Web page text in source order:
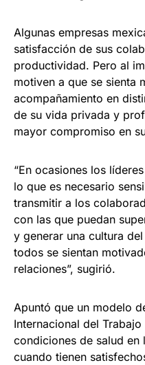
Algunas empresas
satisfacción de sus
productividad. Pero al
motiven a que se sienta
acompañamiento en
de su vida privada y
mayor compromiso en
“En ocasiones los
lo que es necesario
transmitir a los
con las que puedan
y generar una cultura
todos se sientan
relaciones”, sugirió.
Apuntó que un modelo
Internacional del
condiciones de salud
cuando tienen